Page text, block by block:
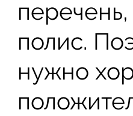
полис.
нужно